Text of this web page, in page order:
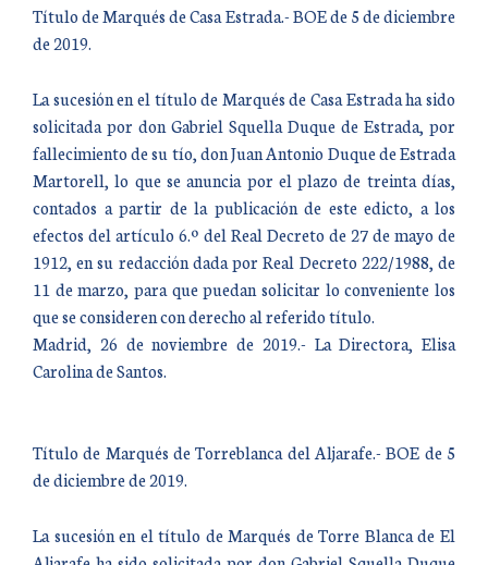
Título de Marqués de Casa Estrada.- BOE de 5 de diciembre
de 2019.
La sucesión en el título de Marqués de Casa Estrada ha sido
solicitada por don Gabriel Squella Duque de Estrada, por
fallecimiento de su tío, don Juan Antonio Duque de Estrada
Martorell, lo que se anuncia por el plazo de treinta días,
contados a partir de la publicación de este edicto, a los
efectos del artículo 6.º del Real Decreto de 27 de mayo de
1912, en su redacción dada por Real Decreto 222/1988, de
11 de marzo, para que puedan solicitar lo conveniente los
que se consideren con derecho al referido título.
Madrid, 26 de noviembre de 2019.- La Directora, Elisa
Carolina de Santos.
Título de Marqués de Torreblanca del Aljarafe.- BOE de 5
de diciembre de 2019.
La sucesión en el título de Marqués de Torre Blanca de El